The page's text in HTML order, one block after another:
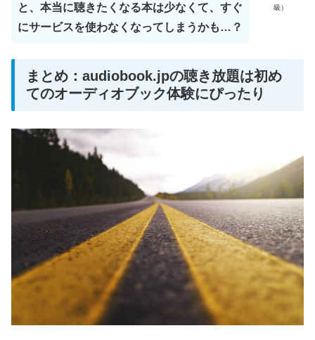
級）
と、本当に聴きたくなる本は少なくて、すぐ
にサービスを使わなくなってしまうかも…？
まとめ：audiobook.jpの聴き放題は初め
てのオーディオブック体験にぴったり